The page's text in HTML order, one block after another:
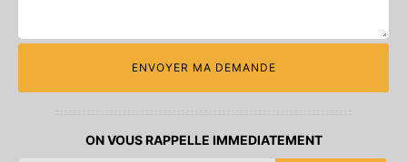
ON VOUS RAPPELLE IMMEDIATEMENT